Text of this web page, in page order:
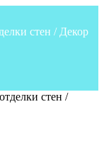
стен / Декор